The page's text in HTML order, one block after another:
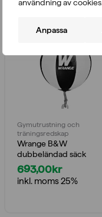
användning av cookies.
Anpassa
Gymutrustning och
träningsredskap
Wrange B&W
dubbeländad säck
693,00kr
inkl. moms 25%